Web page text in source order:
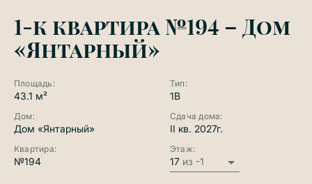
1-к квартира №194 – Дом
«Янтарный»
Площадь:
43.1 м²
Тип:
1B
Дом:
Дом «Янтарный»
Сдача дома:
II кв. 2027г.
Квартира:
№194
Этаж:
17 из -1